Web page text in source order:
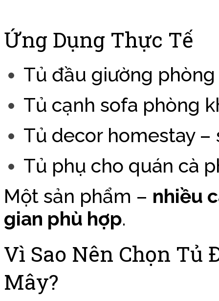
Ứng Dụng Thực Tế
Tủ đầu giường
Tủ cạnh sofa phòng
Tủ decor homestay
Tủ phụ cho quán cà
Một sản phẩm – nhiều
gian phù hợp.
Vì Sao Nên Chọn Tủ
Mây?